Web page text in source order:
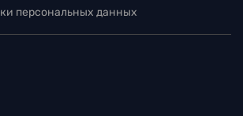
персональных данных